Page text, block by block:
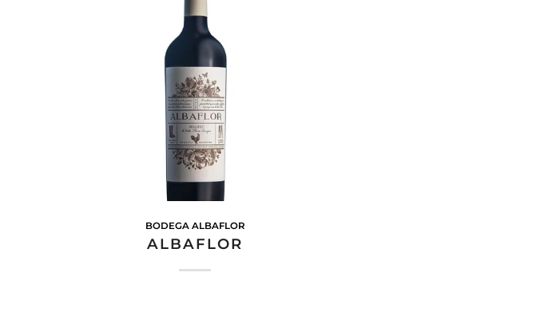
BODEGA ALBAFLOR
ALBAFLOR